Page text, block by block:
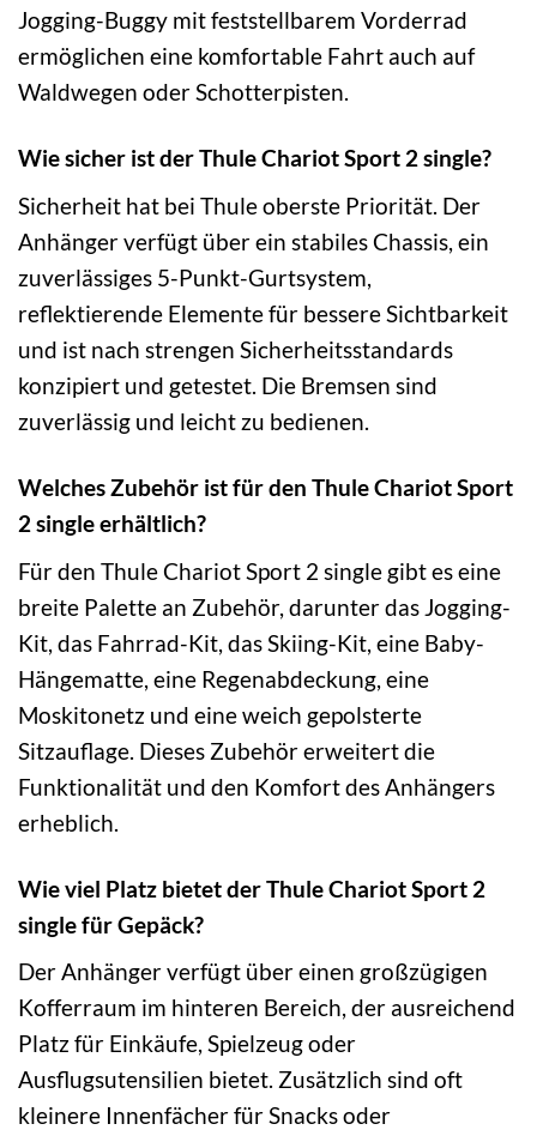
Jogging-Buggy mit feststellbarem Vorderrad
ermöglichen eine komfortable Fahrt auch auf
Waldwegen oder Schotterpisten.
Wie sicher ist der Thule Chariot Sport 2 single?
Sicherheit hat bei Thule oberste Priorität. Der
Anhänger verfügt über ein stabiles Chassis, ein
zuverlässiges 5-Punkt-Gurtsystem,
reflektierende Elemente für bessere Sichtbarkeit
und ist nach strengen Sicherheitsstandards
konzipiert und getestet. Die Bremsen sind
zuverlässig und leicht zu bedienen.
Welches Zubehör ist für den Thule Chariot Sport
2 single erhältlich?
Für den Thule Chariot Sport 2 single gibt es eine
breite Palette an Zubehör, darunter das Jogging-
Kit, das Fahrrad-Kit, das Skiing-Kit, eine Baby-
Hängematte, eine Regenabdeckung, eine
Moskitonetz und eine weich gepolsterte
Sitzauflage. Dieses Zubehör erweitert die
Funktionalität und den Komfort des Anhängers
erheblich.
Wie viel Platz bietet der Thule Chariot Sport 2
single für Gepäck?
Der Anhänger verfügt über einen großzügigen
Kofferraum im hinteren Bereich, der ausreichend
Platz für Einkäufe, Spielzeug oder
Ausflugsutensilien bietet. Zusätzlich sind oft
kleinere Innenfächer für Snacks oder